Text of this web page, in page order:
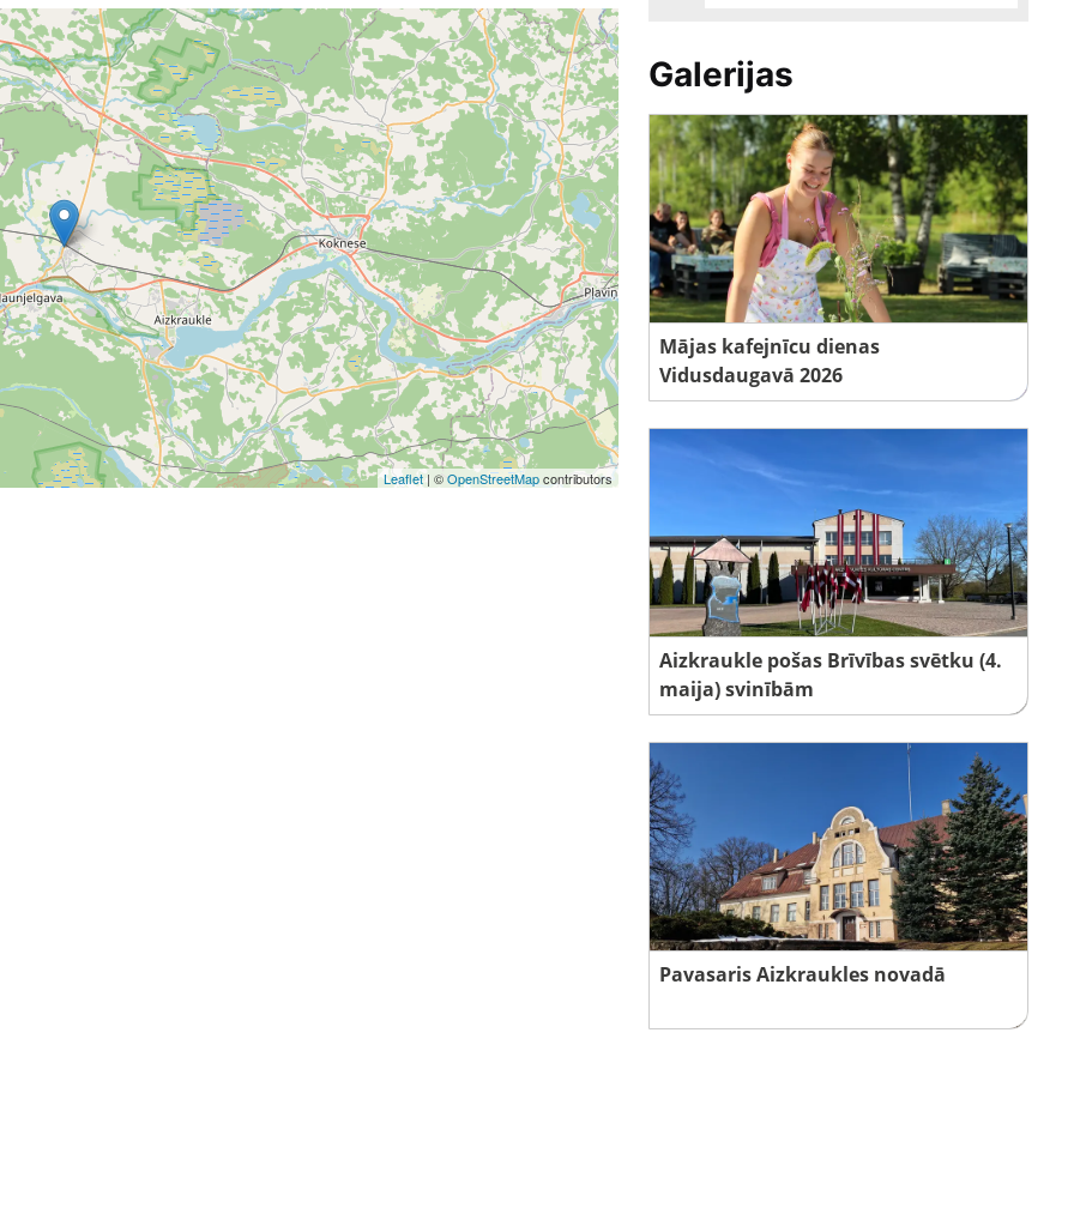
Leaflet| ©OpenStreetMapcontributors
Galerijas
Mājas kafejnīcu dienas
Vidusdaugavā 2026
Aizkraukle pošas Brīvības svētku (4.
maija) svinībām
Pavasaris Aizkraukles novadā